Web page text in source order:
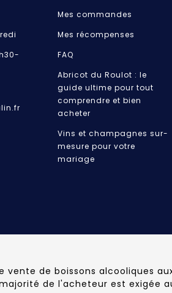
Mes commandes
Mes récompenses
FAQ
Abricot du Roulot : le
guide ultime pour tout
comprendre et bien
acheter
Vins et champagnes sur-
mesure pour votre
mariage
vente de boissons alcooliques
de l'acheteur est exigée